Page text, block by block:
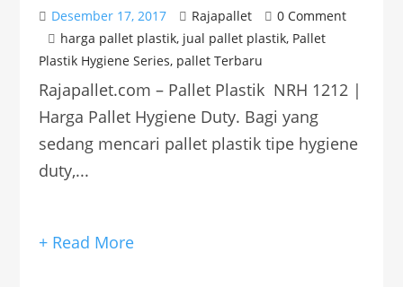
Desember 17, 2017 Rajapallet
0 Comment
harga pallet plastik, jual pallet plastik, Pallet
Plastik Hygiene Series, pallet Terbaru
Rajapallet.com – Pallet Plastik NRH 1212 |
Harga Pallet Hygiene Duty. Bagi yang
sedang mencari pallet plastik tipe hygiene
duty,...
+ Read More